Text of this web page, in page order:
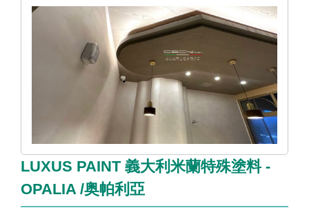
LUXUS PAINT 義大利米蘭特殊塗料 -
OPALIA /奥帕利亞